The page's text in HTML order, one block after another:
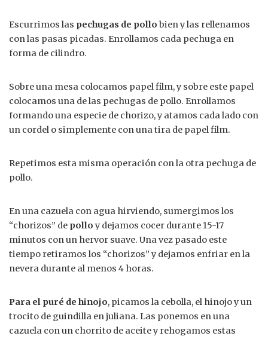
Escurrimos las pechugas de pollo bien y las rellenamos
con las pasas picadas. Enrollamos cada pechuga en
forma de cilindro.
Sobre una mesa colocamos papel film, y sobre este papel
colocamos una de las pechugas de pollo. Enrollamos
formando una especie de chorizo, y atamos cada lado con
un cordel o simplemente con una tira de papel film.
Repetimos esta misma operación con la otra pechuga de
pollo.
En una cazuela con agua hirviendo, sumergimos los
“chorizos” de polloy dejamos cocer durante 15-17
minutos con un hervor suave. Una vez pasado este
tiempo retiramos los “chorizos” y dejamos enfriar en la
nevera durante al menos 4 horas.
Para el puré de hinojo, picamos la cebolla, el hinojo y un
trocito de guindilla en juliana. Las ponemos en una
cazuela con un chorrito de aceite y rehogamos estas